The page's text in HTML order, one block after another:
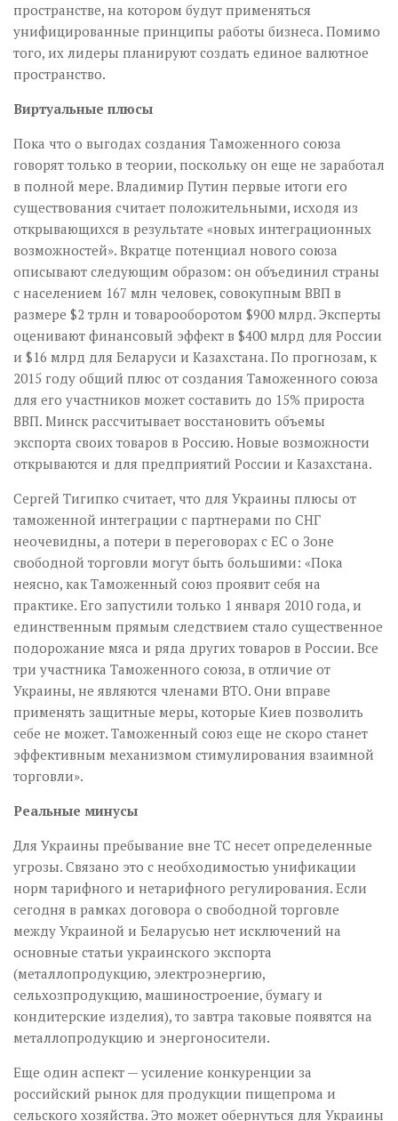
пространстве, на котором будут применяться
унифицированные принципы работы бизнеса. Помимо
того, их лидеры планируют создать единое валютное
пространство.
Виртуальные плюсы
Пока что о выгодах создания Таможенного союза
говорят только в теории, поскольку он еще не заработал
в полной мере. Владимир Путин первые итоги его
существования считает положительными, исходя из
открывающихся в результате «новых интеграционных
возможностей». Вкратце потенциал нового союза
описывают следующим образом: он объединил страны
с населением 167 млн человек, совокупным ВВП в
размере $2 трлн и товарооборотом $900 млрд. Эксперты
оценивают финансовый эффект в $400 млрд для России
и $16 млрд для Беларуси и Казахстана. По прогнозам, к
2015 году общий плюс от создания Таможенного союза
для его участников может составить до 15% прироста
ВВП. Минск рассчитывает восстановить объемы
экспорта своих товаров в Россию. Новые возможности
открываются и для предприятий России и Казахстана.
Сергей Тигипко считает, что для Украины плюсы от
таможенной интеграции с партнерами по СНГ
неочевидны, а потери в переговорах с ЕС о Зоне
свободной торговли могут быть большими: «Пока
неясно, как Таможенный союз проявит себя на
практике. Его запустили только 1 января 2010 года, и
единственным прямым следствием стало существенное
подорожание мяса и ряда других товаров в России. Все
три участника Таможенного союза, в отличие от
Украины, не являются членами ВТО. Они вправе
применять защитные меры, которые Киев позволить
себе не может. Таможенный союз еще не скоро станет
эффективным механизмом стимулирования взаимной
торговли».
Реальные минусы
Для Украины пребывание вне ТС несет определенные
угрозы. Связано это с необходимостью унификации
норм тарифного и нетарифного регулирования. Если
сегодня в рамках договора о свободной торговле
между Украиной и Беларусью нет исключений на
основные статьи украинского экспорта
(металлопродукцию, электроэнергию,
сельхозпродукцию, машиностроение, бумагу и
кондитерские изделия), то завтра таковые появятся на
металлопродукцию и энергоносители.
Еще один аспект — усиление конкуренции за
российский рынок для продукции пищепрома и
сельского хозяйства. Это может обернуться для Украины